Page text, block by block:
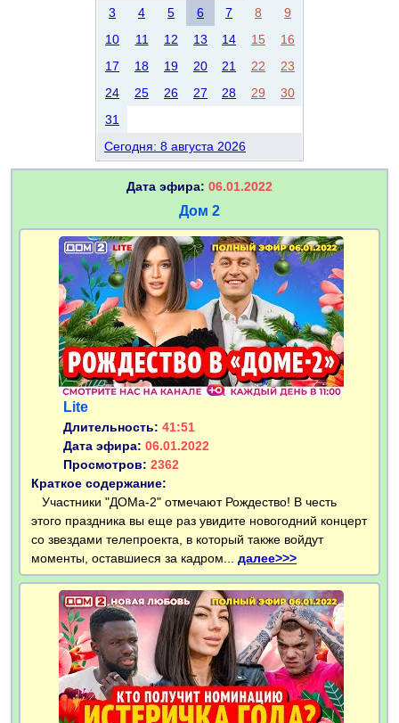
3
4 5 6 7 8
9
10
11 12 13 14 15
16
17
18 19 20 21 22
23
24
25 26 27 28 29
30
31
Сегодня: 8 августа 2026
Дата эфира: 06.01.2022
Дом 2
Lite
Длительность: 41:51
Дата эфира: 06.01.2022
Просмотров: 2362
Краткое содержание:
Участники "ДОМа-2" отмечают Рождество! В честь
этого праздника вы еще раз увидите новогодний концерт
со звездами телепроекта, в который также войдут
моменты, оставшиеся за кадром... далее>>>